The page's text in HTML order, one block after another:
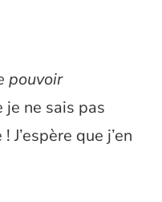
pouvoir
je ne sais pas
que j’en